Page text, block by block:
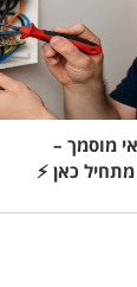
מוסמך –
כאן ⚡